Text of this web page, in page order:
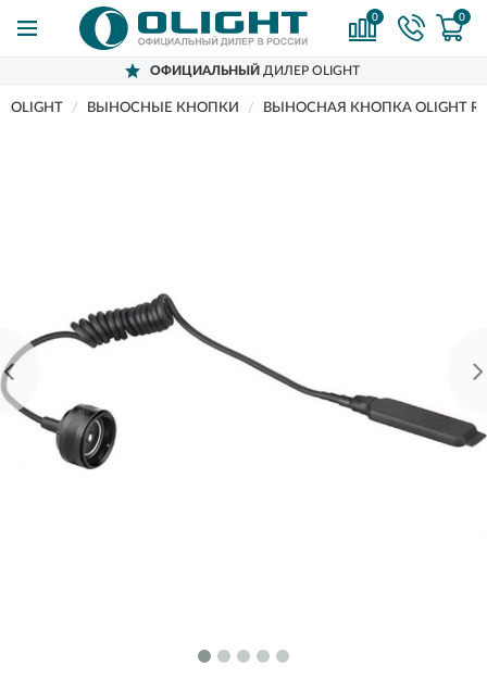
0 0
ОФИЦИАЛЬНЫЙ ДИЛЕР OLIGHT
OLIGHT ВЫНОСНЫЕ КНОПКИ ВЫНОСНАЯ КНОПКА OLIGHT